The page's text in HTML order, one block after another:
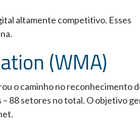
altamente competitivo. Esses
(WMA)
o caminho no reconhecimento
88 setores no total. O objetivo